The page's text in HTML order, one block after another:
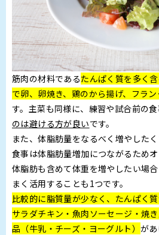
筋肉の材料であるたんぱく質を多く
で卵、卵焼き、鶏のから揚げ、フラ
す。主菜も同様に、練習や試合前の
のは避ける方が良いです。
また、体脂肪量をなるべく増やした
食事は体脂肪量増加につながるため
体脂肪も含めて体重を増やしたい場
まく活用することも1つです。
比較的に脂質量が少なく、たんぱく
サラダチキン・魚肉ソーセージ・焼
品（牛乳・チーズ・ヨーグルト） があ